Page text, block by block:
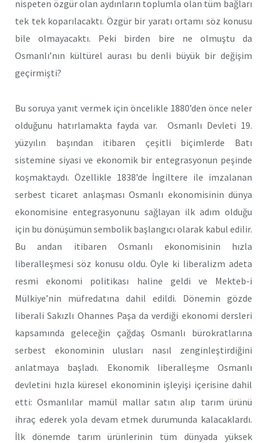
nispeten özgür olan aydınların toplumla olan tüm bağları
tek tek koparılacaktı. Özgür bir yaratı ortamı söz konusu
bile olmayacaktı. Peki birden bire ne olmuştu da
Osmanlı’nın kültürel aurası bu denli büyük bir değişim
geçirmişti?
Bu soruya yanıt vermek için öncelikle 1880’den önce neler
olduğunu hatırlamakta fayda var. Osmanlı Devleti 19.
yüzyılın başından itibaren çeşitli biçimlerde Batı
sistemine siyasi ve ekonomik bir entegrasyonun peşinde
koşmaktaydı. Özellikle 1838’de İngiltere ile imzalanan
serbest ticaret anlaşması Osmanlı ekonomisinin dünya
ekonomisine entegrasyonunu sağlayan ilk adım olduğu
için bu dönüşümün sembolik başlangıcı olarak kabul edilir.
Bu andan itibaren Osmanlı ekonomisinin hızla
liberalleşmesi söz konusu oldu. Öyle ki liberalizm adeta
resmi ekonomi politikası haline geldi ve Mekteb-i
Mülkiye’nin müfredatına dahil edildi. Dönemin gözde
liberali Sakızlı Ohannes Paşa da verdiği ekonomi dersleri
kapsamında geleceğin çağdaş Osmanlı bürokratlarına
serbest ekonominin ulusları nasıl zenginleştirdiğini
anlatmaya başladı. Ekonomik liberalleşme Osmanlı
devletini hızla küresel ekonominin işleyişi içerisine dahil
etti: Osmanlılar mamül mallar satın alıp tarım ürünü
ihraç ederek yola devam etmek durumunda kalacaklardı.
İlk dönemde tarım ürünlerinin tüm dünyada yüksek